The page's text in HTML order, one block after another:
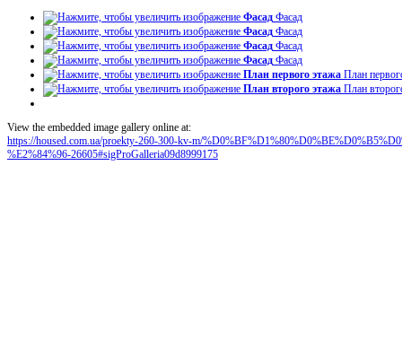
Фасад Фасад
Фасад Фасад
Фасад Фасад
Фасад Фасад
План первого этажа План
План второго этажа План
View the embedded image gallery online at:
https://housed.com.ua/proekty-260-300-kv-m/
%E2%84%96-26605#sigProGalleria09d8999175